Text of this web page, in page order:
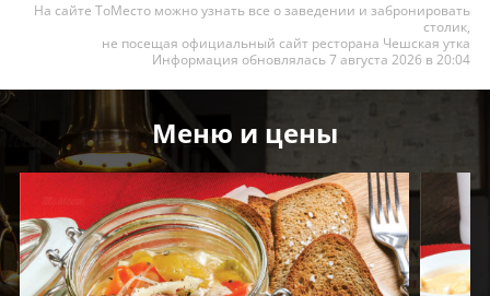
На сайте ТоМесто можно узнать все о заведении и забронировать
столик,
не посещая официальный сайт ресторана Чешская утка
Информация обновлялась 7 августа 2026 в 20:04
Меню и цены